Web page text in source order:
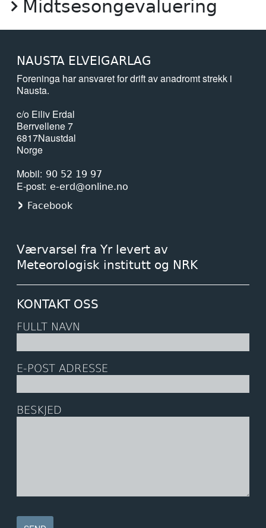
Midtsesongevaluering
NAUSTA ELVEIGARLAG
Foreninga har ansvaret for drift av anadromt strekk i
Nausta.
c/o Eiliv Erdal
Berrvellene 7
6817Naustdal
Norge
Mobil
90 52 19 97
E-post e-erd@online.no
Facebook
Værvarsel fra Yr levert av
Meteorologisk institutt og NRK
KONTAKT OSS
FULLT NAVN
E-POST ADRESSE
BESKJED